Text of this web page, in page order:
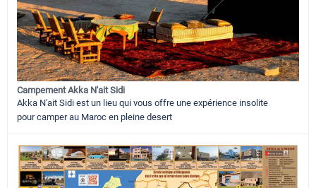
Campement Akka N'ait Sidi
Akka N'ait Sidi est un lieu qui vous offre une expérience insolite
pour camper au Maroc en pleine desert